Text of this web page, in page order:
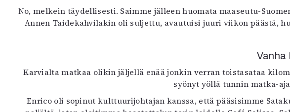
No, melkein täydellisesti. Saimme jälleen huomata maaseutu-
Annen Taidekahvilakin oli suljettu, avautuisi juuri viikon päästä,
Vanha
Karvialta matkaa olikin jäljellä enää jonkin verran toistasataa
syönyt yöllä tunnin matka-
Enrico oli sopinut kulttuurijohtajan kanssa, että pääsisimme